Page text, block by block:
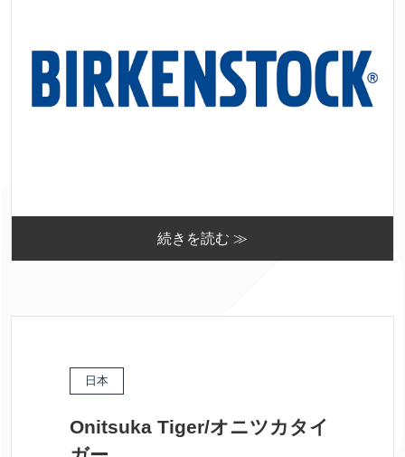
続きを読む ≫
日本
Onitsuka Tiger/オニツカタイ